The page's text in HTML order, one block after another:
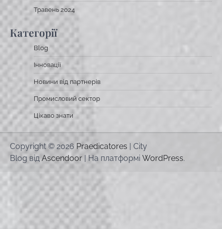
Травень 2024
Категорії
Blog
Інновації
Новини від партнерів
Промисловий сектор
Цікаво знати
Copyright © 2026 Praedicatores | City
Blog відAscendoor | На платформі WordPress.